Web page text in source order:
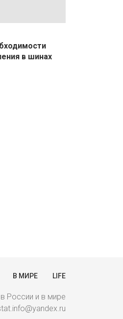
в шинах
В МИРЕ LIFE
России и в мире